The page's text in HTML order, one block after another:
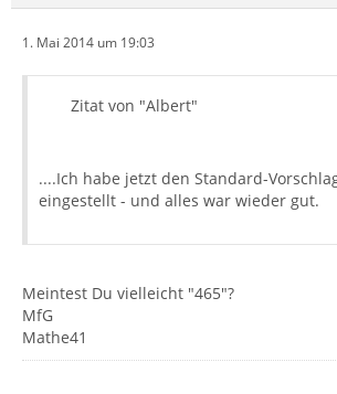
1. Mai 2014 um 19:03
Zitat von "Albert"
....Ich habe jetzt den Standard-
eingestellt - und alles war wieder gut.
Meintest Du vielleicht "465"?
MfG
Mathe41